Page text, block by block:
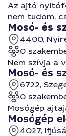
Az ajtó
nem tudom,
Mosó- és
4400,
0
Nem szívja a
Mosó- és
6722,
0
Mosógép
Mosógép
4027,